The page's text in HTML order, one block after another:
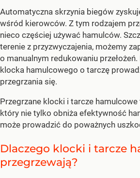
Automatyczna skrzynia biegów
wśród kierowców. Z tym rodzajem
nieco częściej używać hamulców.
terenie z przyzwyczajenia, możemy
o manualnym redukowaniu przełożeń.
klocka hamulcowego o tarczę
przegrzania się.
Przegrzane klocki i tarcze
który nie tylko obniża efektywność
może prowadzić do poważnych
Dlaczego klocki i tarcze
przegrzewają?